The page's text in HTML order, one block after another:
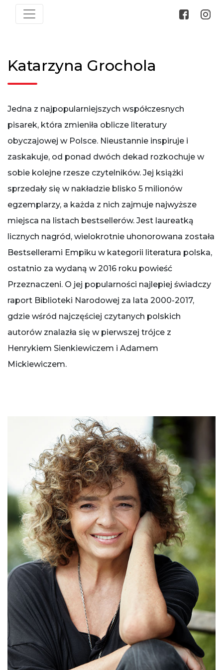
Katarzyna Grochola
Jedna z najpopularniejszych współczesnych
pisarek, która zmieniła oblicze literatury
obyczajowej w Polsce. Nieustannie inspiruje i
zaskakuje, od ponad dwóch dekad rozkochuje w
sobie kolejne rzesze czytelników. Jej książki
sprzedały się w nakładzie blisko 5 milionów
egzemplarzy, a każda z nich zajmuje najwyższe
miejsca na listach bestsellerów. Jest laureatką
licznych nagród, wielokrotnie uhonorowana została
Bestsellerami Empiku w kategorii literatura polska,
ostatnio za wydaną w 2016 roku powieść
Przeznaczeni. O jej popularności najlepiej świadczy
raport Biblioteki Narodowej za lata 2000-2017,
gdzie wśród najczęściej czytanych polskich
autorów znalazła się w pierwszej trójce z
Henrykiem Sienkiewiczem i Adamem
Mickiewiczem.